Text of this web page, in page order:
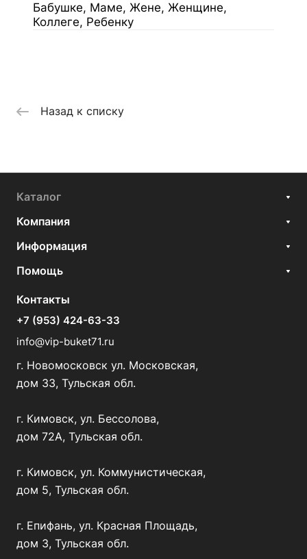
Бабушке, Маме, Жене, Женщине,
Коллеге, Ребенку
Назад к списку
Каталог
Компания
Информация
Помощь
Контакты
+7 (953) 424-63-33
info@vip-buket71.ru
г. Новомосковск ул. Московская,
дом 33, Тульская обл.
г. Кимовск, ул. Бессолова,
дом 72А, Тульская обл.
г. Кимовск, ул. Коммунистическая,
дом 5, Тульская обл.
г. Епифань, ул. Красная Площадь,
дом 3, Тульская обл.